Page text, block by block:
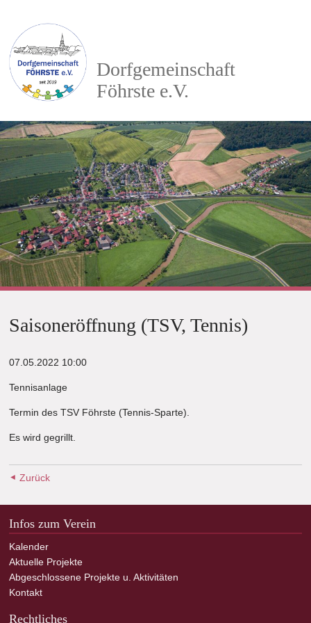
Dorfgemeinschaft
Föhrste e.V.
Saisoneröffnung (TSV, Tennis)
07.05.2022 10:00
Tennisanlage
Termin des TSV Föhrste (Tennis-Sparte).
Es wird gegrillt.
Zurück
Infos zum Verein
Kalender
Aktuelle Projekte
Abgeschlossene Projekte u. Aktivitäten
Kontakt
Rechtliches